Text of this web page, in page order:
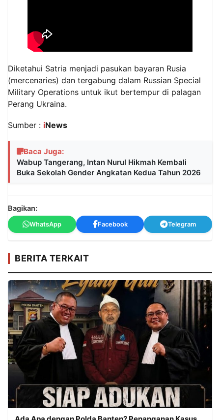
Diketahui Satria menjadi pasukan bayaran Rusia
(mercenaries) dan tergabung dalam Russian Special
Military Operations untuk ikut bertempur di palagan
Perang Ukraina.
Sumber : iNews
Baca Juga:
Wabup Tangerang, Intan Nurul Hikmah Kembali
Buka Sekolah Gender Angkatan Kedua Tahun 2026
Bagikan:
WhatsApp Facebook Telegram
BERITA TERKAIT